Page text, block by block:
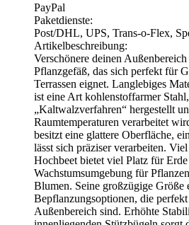
PayPal
Paketdienste:
Post/DHL, UPS, Trans-o-Flex,
Artikelbeschreibung:
Verschönere deinen
Pflanzgefäß, das sich perfekt für
Terrassen eignet. Langlebiges
ist eine Art kohlenstoffarmer
„Kaltwalzverfahren“ hergestellt
Raumtemperaturen verarbeitet
besitzt eine glattere Oberfläche,
lässt sich präziser verarbeiten.
Hochbeet bietet viel Platz für
Wachstumsumgebung für
Blumen. Seine großzügige Größe
Bepflanzungsoptionen, die
Außenbereich sind. Erhöhte